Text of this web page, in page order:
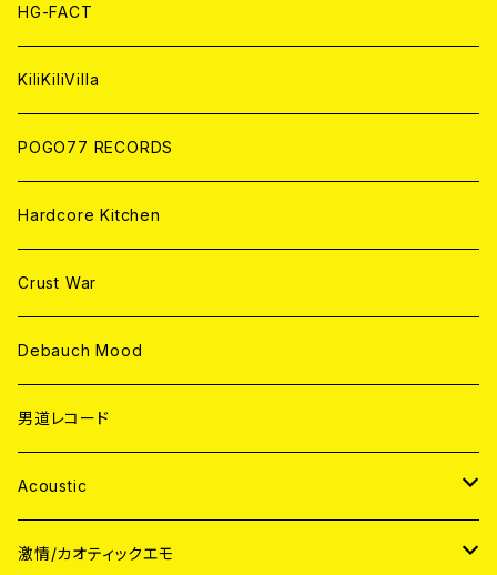
CD
ANALOG
HG-FACT
KiliKiliVilla
POGO77 RECORDS
Hardcore Kitchen
Crust War
Debauch Mood
男道レコード
Acoustic
JAPAN
激情/カオティックエモ